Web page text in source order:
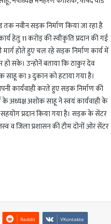
तक नवीन सड़क निर्माण किया जा रहा है
हेतु 11 करोड़ की स्वीकृति प्रदान की गई
होते हुए चल रहे सड़क निर्माण कार्य में
सके। उन्होनें बताया कि ठाकुर देव
साहू का 3 दुकान को हटाया गया है।
कार्यवाही करते हुए सड़क निर्माण की
के अध्यक्ष अशोक साहू ने स्वयं कार्यवाही के
प्रदान किया गया है। सड़क के सेंटर
व जिला प्रशासन की टीम दोनों ओर सेंटर
Reddit VKontakte